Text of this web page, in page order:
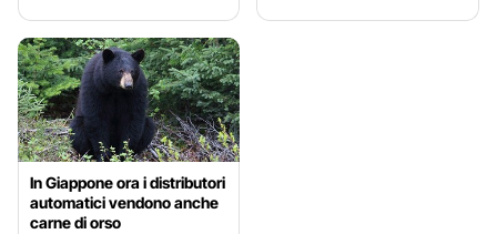
In Giappone ora i distributori
automatici vendono anche
carne di orso